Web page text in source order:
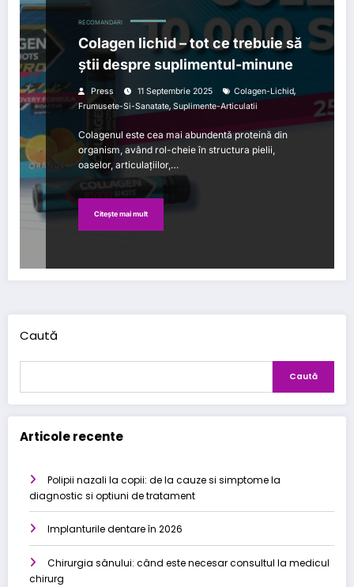
RECOMANDARI
Colagen lichid – tot ce trebuie să
știi despre suplimentul-minune
Press 11 Septembrie 2025 Colagen-Lichid,
Frumusete-Si-Sanatate, Suplimente-Articulatii
Colagenul este cea mai abundentă proteină din
organism, având rol-cheie în structura pielii,
oaselor, articulațiilor,…
Citește mai mult
Caută
Caută
Articole recente
Polipii nazali la copii: de la cauze si simptome la
diagnostic si optiuni de tratament
Implanturile dentare în 2026
Chirurgia sânului: când este necesar consultul la medicul
chirurg